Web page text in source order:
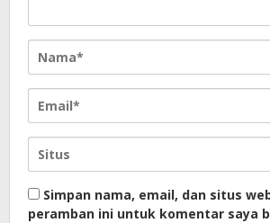
Simpan nama, email, dan situs
peramban ini untuk komentar saya